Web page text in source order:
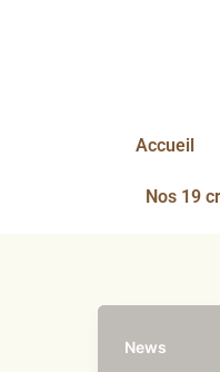
Accueil
Nos 19
News